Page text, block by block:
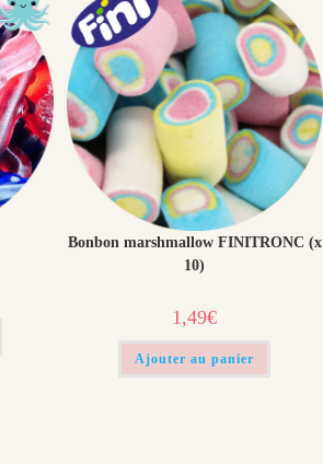
Bonbon marshmallow FINITRONC (x
10)
1,49€
Ajouter au panier